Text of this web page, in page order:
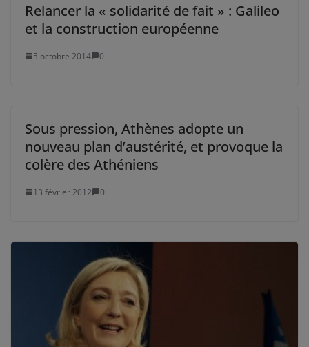
Relancer la « solidarité de fait » : Galileo
et la construction européenne
5 octobre 2014 0
Sous pression, Athènes adopte un
nouveau plan d’austérité, et provoque la
colère des Athéniens
13 février 2012 0